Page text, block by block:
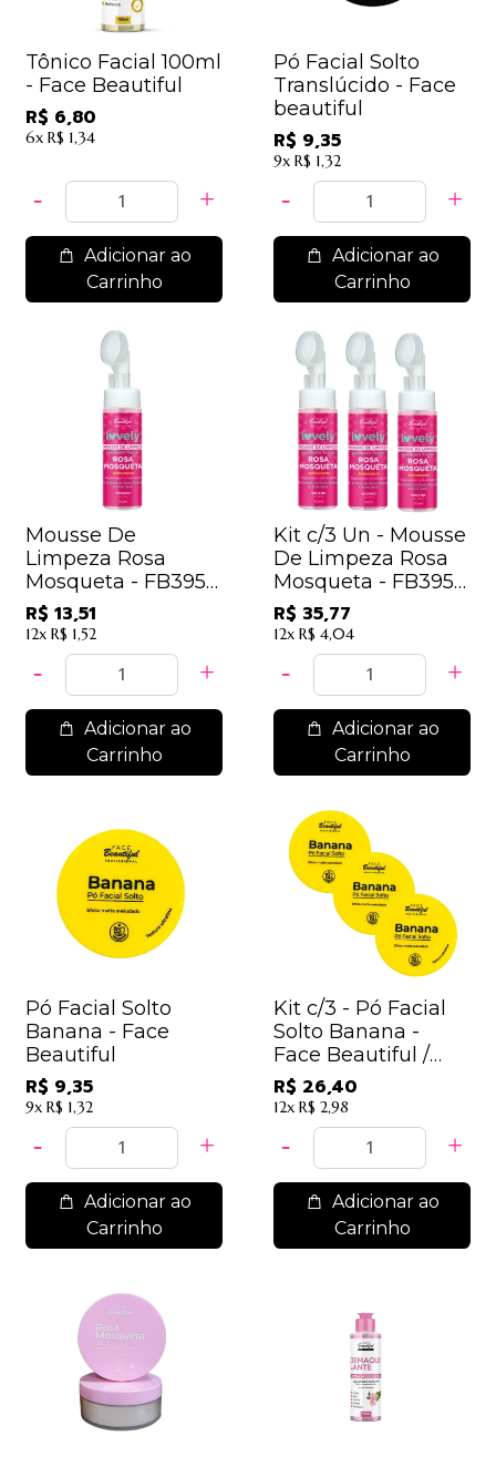
Tônico Facial 100ml
- Face Beautiful
R$ 6,80
6x R$ 1,34
Adicionar ao
Carrinho
Pó Facial Solto
Translúcido - Face
beautiful
R$ 9,35
9x R$ 1,32
Adicionar ao
Carrinho
Mousse De
Limpeza Rosa
Mosqueta - FB395U
- Face Beautiful
R$ 13,51
12x R$ 1,52
Adicionar ao
Carrinho
Kit c/3 Un - Mousse
De Limpeza Rosa
Mosqueta - FB395U
- Face Beautiful /
11,92
R$ 35,77
12x R$ 4,04
Adicionar ao
Carrinho
Pó Facial Solto
Banana - Face
Beautiful
R$ 9,35
9x R$ 1,32
Adicionar ao
Carrinho
Kit c/3 - Pó Facial
Solto Banana -
Face Beautiful /
8,80
R$ 26,40
12x R$ 2,98
Adicionar ao
Carrinho